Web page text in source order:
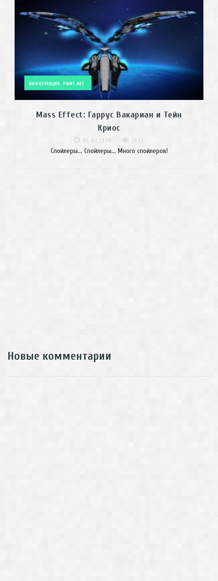
ИНФОРМАЦИЯ PAINT.NET
Mass Effect: Гаррус Вакариан и Тейн
Криос
01.01.1970 7432
Спойлеры... Спойлеры... Много спойлеров!
Новые комментарии